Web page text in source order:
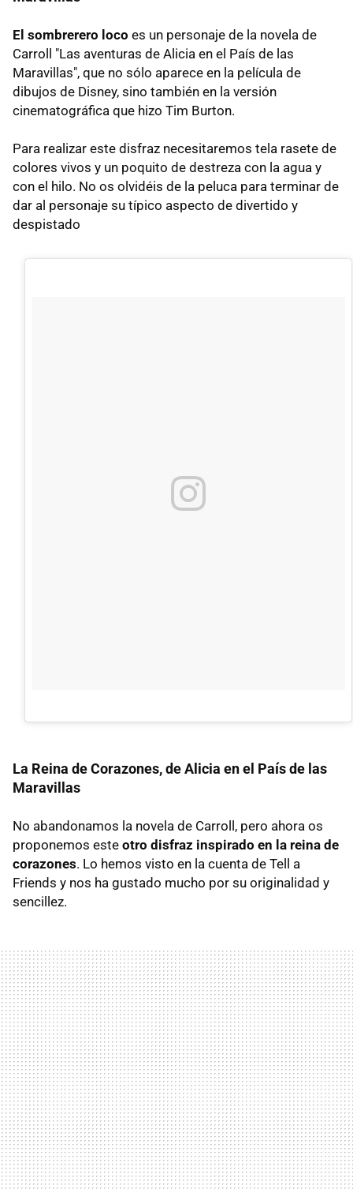
El sombrerero loco es un personaje de la novela de
Carroll "Las aventuras de Alicia en el País de las
Maravillas", que no sólo aparece en la película de
dibujos de Disney, sino también en la versión
cinematográfica que hizo Tim Burton.
Para realizar este disfraz necesitaremos tela rasete de
colores vivos y un poquito de destreza con la agua y
con el hilo. No os olvidéis de la peluca para terminar de
dar al personaje su típico aspecto de divertido y
despistado
La Reina de Corazones, de Alicia en el País de las
Maravillas
No abandonamos la novela de Carroll, pero ahora os
proponemos este otro disfraz inspirado en la reina de
corazones. Lo hemos visto en la cuenta de Tell a
Friends y nos ha gustado mucho por su originalidad y
sencillez.